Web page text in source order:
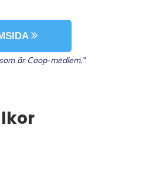
är Coop-medlem.‶